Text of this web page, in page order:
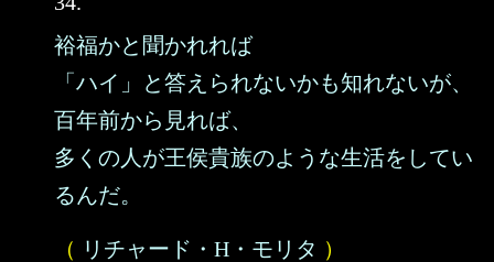
裕福かと聞かれれば
「ハイ」と答えられないかも知れないが、
百年前から見れば、
多くの人が王侯貴族のような生活をしてい
るんだ。
（ リチャード・H・モリタ ）